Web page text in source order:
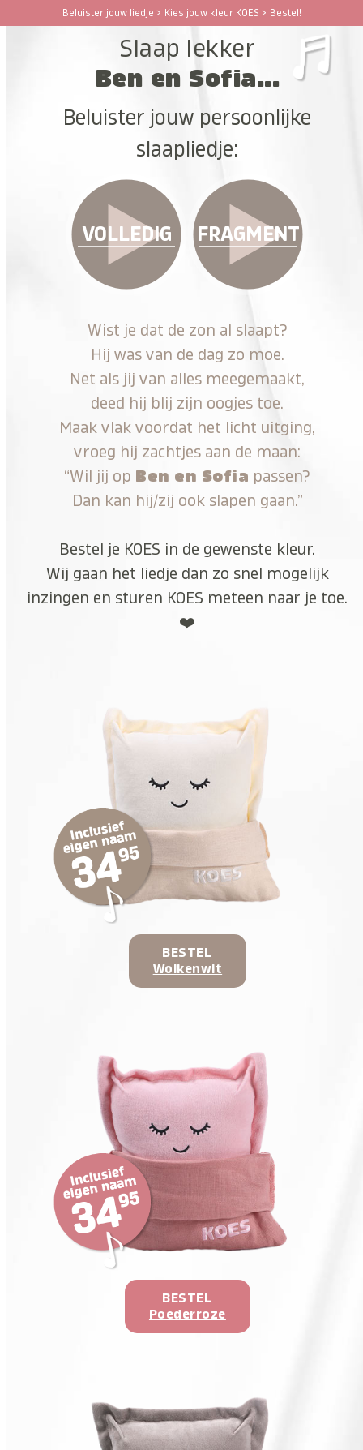
Beluister jouw liedje > Kies jouw kleur KOES > Bestel!
Open
Close
Slaap lekker
Ben en Sofia...
Beluister jouw persoonlijke
slaapliedje:
VOLLEDIG FRAGMENT
Wist je dat de zon al slaapt?
Hij was van de dag zo moe.
Net als jij van alles meegemaakt,
deed hij blij zijn oogjes toe.
Maak vlak voordat het licht uitging,
vroeg hij zachtjes aan de maan:
“Wil jij op Ben en Sofia passen?
Dan kan hij/zij ook slapen gaan.”
Bestel je KOES in de gewenste kleur.
Wij gaan het liedje dan zo snel mogelijk
inzingen en sturen KOES meteen naar je toe.
❤️
BESTEL
Wolkenwit
BESTEL
Poederroze